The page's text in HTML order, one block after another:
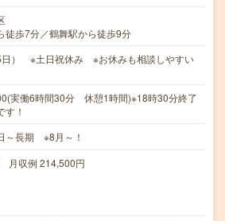
徒歩7分／鶴舞駅から徒歩9分
日） ※土日祝休み ※お休みも相談しやすい
実働6時間30分 休憩1時間)※18時30分終了
す！
～長期 ※8月～！
月収例 214,500円